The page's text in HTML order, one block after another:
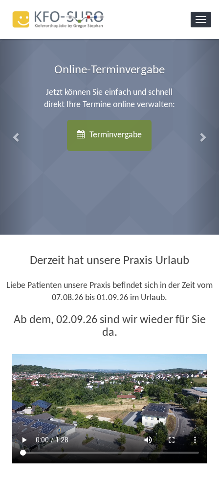
Toggle
Online-Terminvergabe
Jetzt können Sie einfach und schnell
direkt Ihre Termine online verwalten:
Terminvergabe
Derzeit hat unsere Praxis Urlaub
Liebe Patienten unsere Praxis befindet sich in der Zeit vom
07.08.26 bis 01.09.26 im Urlaub.
Ab dem, 02.09.26 sind wir wieder für Sie
da.